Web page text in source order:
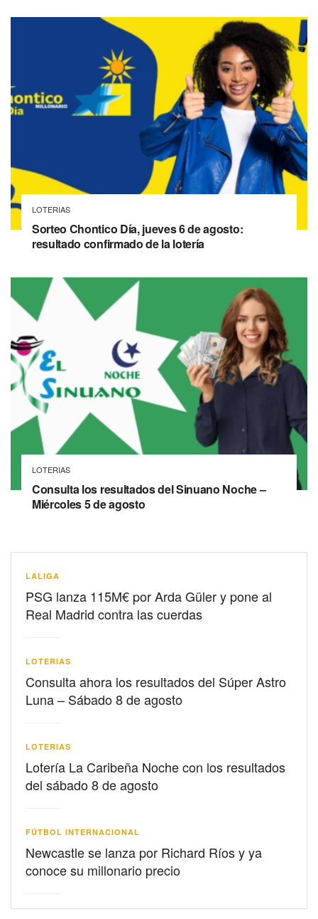
LOTERIAS
Sorteo Chontico Día, jueves 6 de agosto:
resultado confirmado de la lotería
LOTERIAS
Consulta los resultados del Sinuano Noche –
Miércoles 5 de agosto
LALIGA
PSG lanza 115M€ por Arda Güler y pone al
Real Madrid contra las cuerdas
LOTERIAS
Consulta ahora los resultados del Súper Astro
Luna – Sábado 8 de agosto
LOTERIAS
Lotería La Caribeña Noche con los resultados
del sábado 8 de agosto
FÚTBOL INTERNACIONAL
Newcastle se lanza por Richard Ríos y ya
conoce su millonario precio